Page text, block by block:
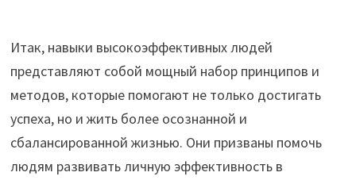
Итак, навыки высокоэффективных людей
представляют собой мощный набор принципов и
методов, которые помогают не только достигать
успеха, но и жить более осознанной и
сбалансированной жизнью. Они призваны помочь
людям развивать личную эффективность в